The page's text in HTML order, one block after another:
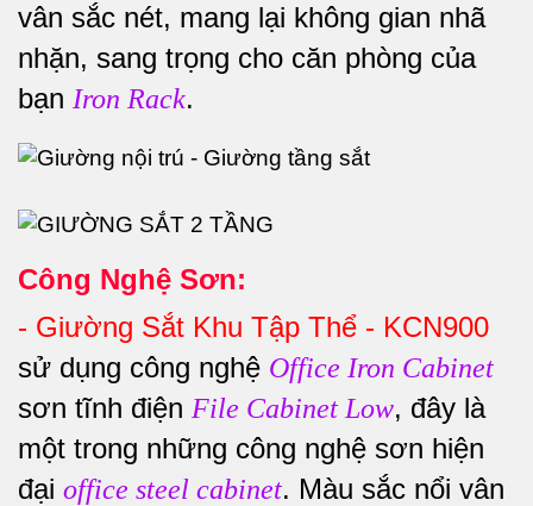
vân sắc nét, mang lại không gian nhã
nhặn, sang trọng cho căn phòng của
bạn Iron Rack.
Công Nghệ Sơn:
- Giường Sắt Khu Tập Thể - KCN900
sử dụng công nghệ Office Iron Cabinet
sơn tĩnh điện File Cabinet Low, đây là
một trong những công nghệ sơn hiện
đại office steel cabinet. Màu sắc nổi vân